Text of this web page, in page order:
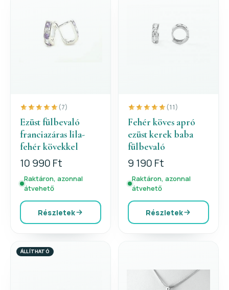
(7)
Ezüst fülbevaló
franciazáras lila-
fehér kövekkel
10 990 Ft
Raktáron, azonnal
átvehető
Részletek
(11)
Fehér köves apró
ezüst kerek baba
fülbevaló
9 190 Ft
Raktáron, azonnal
átvehető
Részletek
ÁLLÍTHATÓ